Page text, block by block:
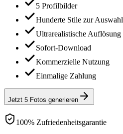
5 Profilbilder
Hunderte Stile zur Auswahl
Ultrarealistische Auflösung
Sofort-Download
Kommerzielle Nutzung
Einmalige Zahlung
Jetzt 5 Fotos generieren
100% Zufriedenheitsgarantie